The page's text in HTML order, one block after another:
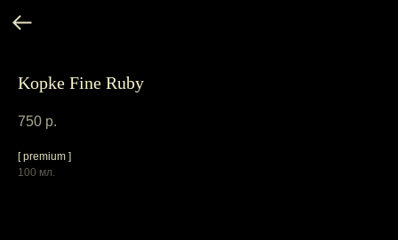
Kopke Fine Ruby
750 р.
[ premium ]
100 мл.